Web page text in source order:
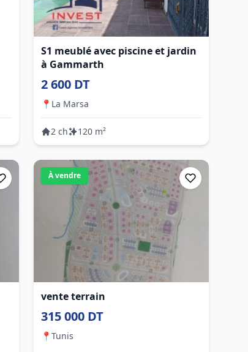
S1 meublé avec piscine et jardin
à Gammarth
2 600 DT
📍 La Marsa
2 ch 120 m²
À vendre
vente terrain
315 000 DT
📍 Tunis